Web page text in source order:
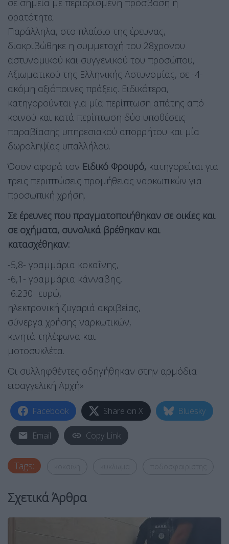
σε σημεία με περιορισμένη πρόσβαση ή
ορατότητα.
Παράλληλα, στο πλαίσιο της έρευνας,
διακριβώθηκε η συμμετοχή του 28χρονου
αστυνομικού και συγγενικού του προσώπου,
Αξιωματικού της Ελληνικής Αστυνομίας, σε -4-
ακόμη αξιόποινες πράξεις. Ειδικότερα,
κατηγορούνται για μία περίπτωση απάτης από
κοινού και κατά περίπτωση δύο υποθέσεις
παραβίασης υπηρεσιακού απορρήτου και μία
δωροληψίας υπαλλήλου.
Όσον αφορά τον Ειδικό Φρουρό, κατηγορείται για
τρεις περιπτώσεις προμήθειας ναρκωτικών για
προσωπική χρήση.
Σε έρευνες που πραγματοποιήθηκαν σε οικίες και
σε οχήματα, συνολικά βρέθηκαν και
κατασχέθηκαν:
-5,8- γραμμάρια κοκαΐνης,
-6,1- γραμμάρια κάνναβης,
-6.230- ευρώ,
ηλεκτρονική ζυγαριά ακριβείας,
σύνεργα χρήσης ναρκωτικών,
κινητά τηλέφωνα και
μοτοσυκλέτα.
Οι συλληφθέντες οδηγήθηκαν στην αρμόδια
εισαγγελική Αρχή»
Facebook Share on X Bluesky
Email Copy Link
Tags:
Σχετικά Άρθρα